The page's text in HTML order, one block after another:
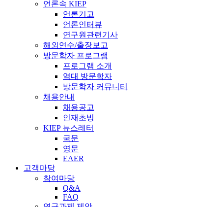
언론속 KIEP
언론기고
언론인터뷰
연구원관련기사
해외연수/출장보고
방문학자 프로그램
프로그램 소개
역대 방문학자
방문학자 커뮤니티
채용안내
채용공고
인재초빙
KIEP 뉴스레터
국문
영문
EAER
고객마당
참여마당
Q&A
FAQ